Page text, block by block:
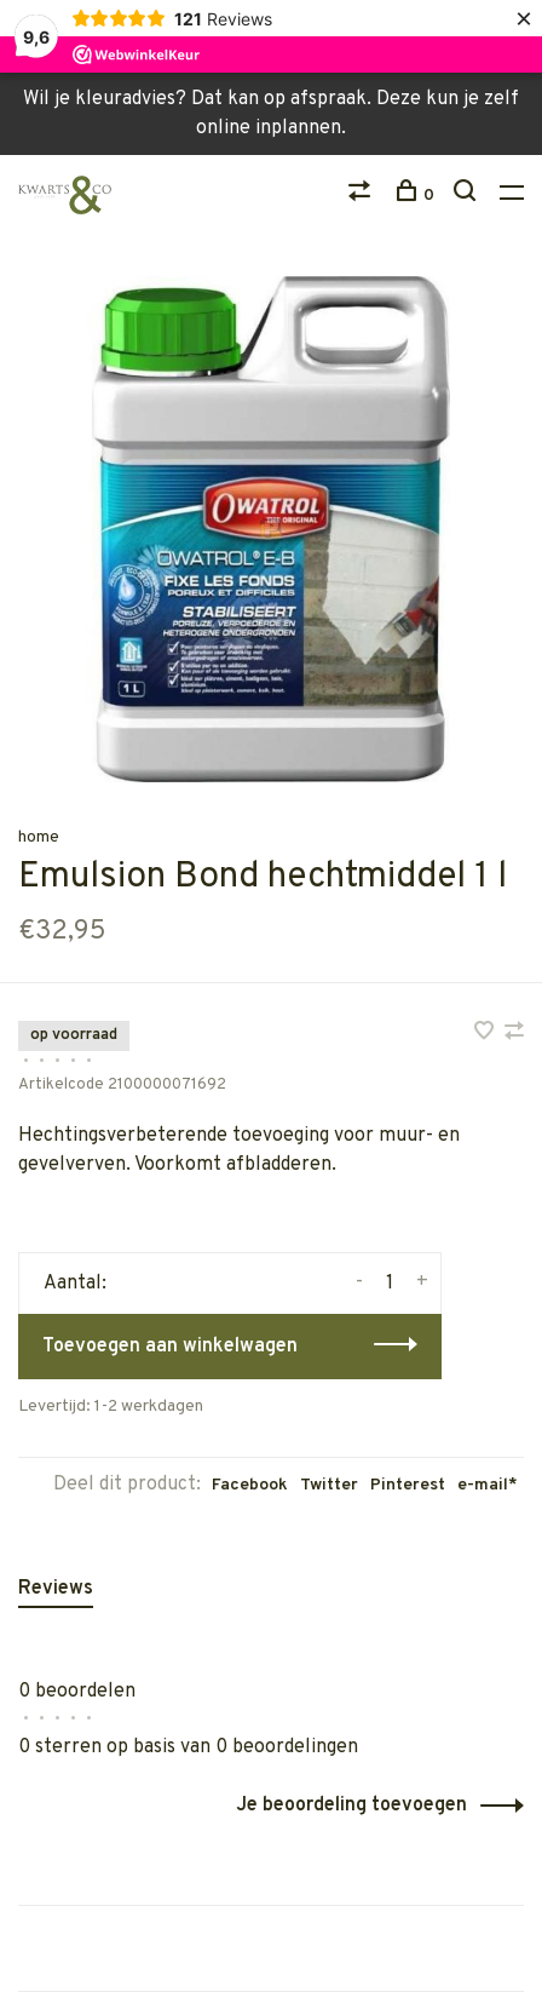
9,6
121 Reviews ×
Wil je kleuradvies? Dat kan op afspraak. Deze kun je zelf
online inplannen.
0
home
Emulsion Bond hechtmiddel 1 l
€32,95
op voorraad
•
• • •
•
Artikelcode 2100000071692
Hechtingsverbeterende toevoeging voor muur- en
gevelverven. Voorkomt afbladderen.
Aantal: +
-
Toevoegen aan winkelwagen
Levertijd: 1-2 werkdagen
Deel dit product: Facebook Twitter Pinterest e-mail*
Reviews
0 beoordelen
• • • • •
0 sterren op basis van 0 beoordelingen
Je beoordeling toevoegen